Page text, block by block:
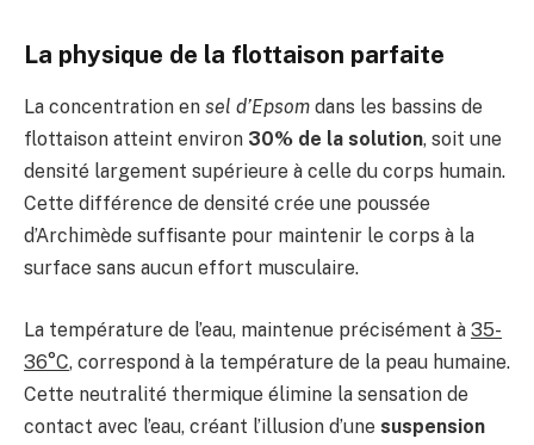
La physique de la flottaison parfaite
La concentration en sel d’Epsom dans les bassins de
flottaison atteint environ 30% de la solution, soit une
densité largement supérieure à celle du corps humain.
Cette différence de densité crée une poussée
d’Archimède suffisante pour maintenir le corps à la
surface sans aucun effort musculaire.
La température de l’eau, maintenue précisément à 35-
36°C, correspond à la température de la peau humaine.
Cette neutralité thermique élimine la sensation de
contact avec l’eau, créant l’illusion d’une suspension